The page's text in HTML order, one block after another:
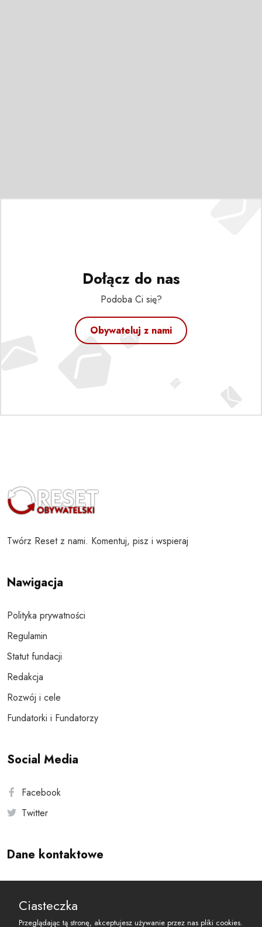
Dołącz do nas
Podoba Ci się?
Obywateluj z nami
Twórz Reset z nami. Komentuj, pisz i wspieraj
Nawigacja
Polityka prywatności
Regulamin
Statut fundacji
Redakcja
Rozwój i cele
Fundatorki i Fundatorzy
Social Media
Facebook
Twitter
Dane kontaktowe
reset@resetobywatelski.pl
Ciasteczka
Przeglądając tą stronę, akceptujesz używanie przez nas pliki cookies.